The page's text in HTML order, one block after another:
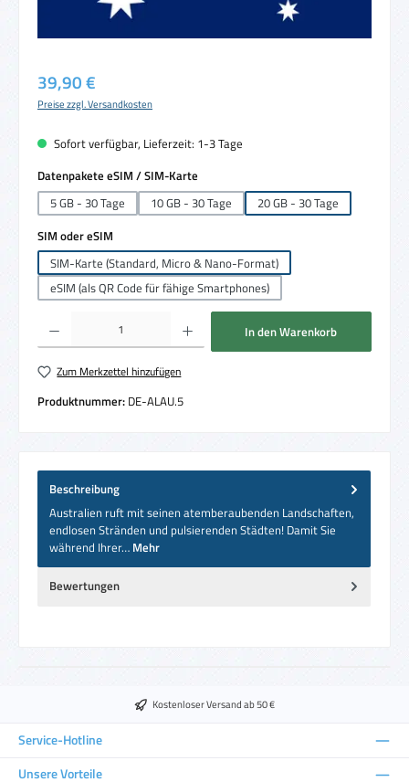
Regulärer Preis:
39,90 €
Preise zzgl. Versandkosten
Sofort verfügbar, Lieferzeit: 1-3 Tage
Datenpakete eSIM / SIM-Karte
5 GB - 30 Tage
10 GB - 30 Tage
20 GB - 30 Tage
SIM oder eSIM
SIM-Karte (Standard, Micro & Nano-Format)
eSIM (als QR Code für fähige Smartphones)
Produkt Anzahl: Gib den gewünschten Wert ein oder benutze die Schaltflächen um
In den Warenkorb
Zum Merkzettel hinzufügen
Produktnummer: DE-ALAU.5
Beschreibung
Australien ruft mit seinen atemberaubenden Landschaften,
endlosen Stränden und pulsierenden Städten! Damit Sie
während Ihrer… Mehr
Bewertungen
Kostenloser Versand ab 50 €
Service-Hotline
Unsere Vorteile